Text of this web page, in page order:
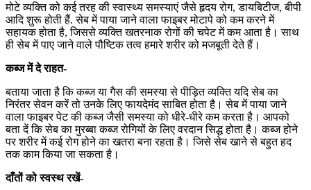
मोटे व्यक्ति को कई तरह की स्वास्थ्य समस्याएं जैसे हृदय रोग, डायबिटीज, बीपी
आदि शुरू होती हैं. सेब में पाया जाने वाला फाइबर मोटापे को कम करने में
सहायक होता है, जिससे व्यक्ति खतरनाक रोगों की चपेट में कम आता है। साथ
ही सेब में पाए जाने वाले पौष्टिक तत्व हमारे शरीर को मजबूती देते हैं।
कब्ज में दे राहत-
बताया जाता है कि कब्ज या गैस की समस्या से पीड़ित व्यक्ति यदि सेब का
निरंतर सेवन करें तो उनके लिए फायदेमंद साबित होता है। सेब में पाया जाने
वाला फाइबर पेट की कब्ज जैसी समस्या को धीरे-धीरे कम करता है। आपको
बता दें कि सेब का मुरब्बा कब्ज रोगियों के लिए वरदान सिद्ध होता है। कब्ज होने
पर शरीर में कई रोग होने का खतरा बना रहता है। जिसे सेब खाने से बहुत हद
तक काम किया जा सकता है।
दाँतों को स्वस्थ रखें-